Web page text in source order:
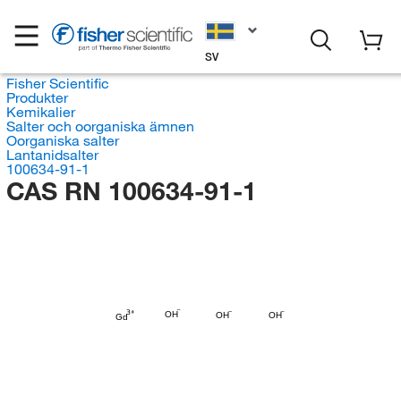
SV
Fisher Scientific
Produkter
Kemikalier
Salter och oorganiska ämnen
Oorganiska salter
Lantanidsalter
100634-91-1
CAS RN 100634-91-1
Gd OH OH OH